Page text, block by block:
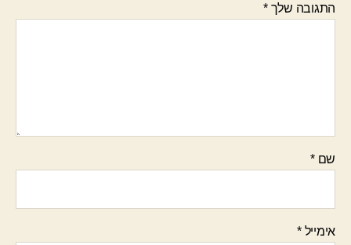
התגובה שלך*
שם*
אימייל*